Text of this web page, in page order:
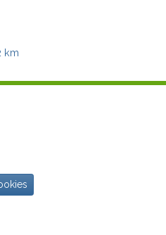
km